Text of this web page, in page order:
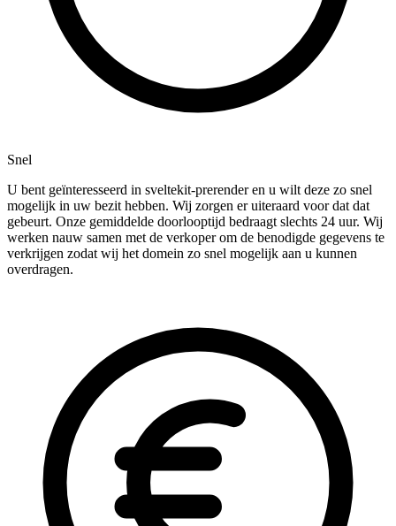
Snel
U bent geïnteresseerd in sveltekit-prerender en u wilt deze zo snel
mogelijk in uw bezit hebben. Wij zorgen er uiteraard voor dat dat
gebeurt. Onze gemiddelde doorlooptijd bedraagt slechts 24 uur. Wij
werken nauw samen met de verkoper om de benodigde gegevens te
verkrijgen zodat wij het domein zo snel mogelijk aan u kunnen
overdragen.